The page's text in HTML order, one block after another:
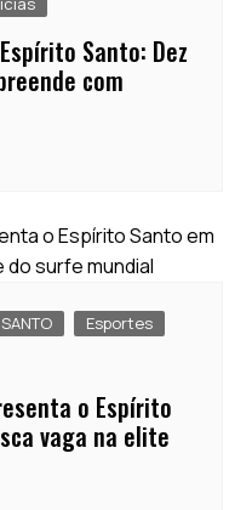
Santo: Dez
com
Esportes
o Espírito
vaga na elite